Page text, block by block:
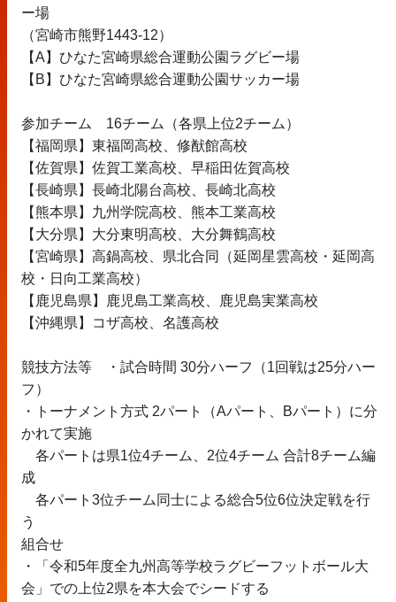
ー場
（宮崎市熊野1443-12）
【A】ひなた宮崎県総合運動公園ラグビー場
【B】ひなた宮崎県総合運動公園サッカー場
参加チーム	16チーム（各県上位2チーム）
【福岡県】東福岡高校、修猷館高校
【佐賀県】佐賀工業高校、早稲田佐賀高校
【長崎県】長崎北陽台高校、長崎北高校
【熊本県】九州学院高校、熊本工業高校
【大分県】大分東明高校、大分舞鶴高校
【宮崎県】高鍋高校、県北合同（延岡星雲高校・延岡高
校・日向工業高校）
【鹿児島県】鹿児島工業高校、鹿児島実業高校
【沖縄県】コザ高校、名護高校
競技方法等	・試合時間 30分ハーフ（1回戦は25分ハー
フ）
・トーナメント方式 2パート（Aパート、Bパート）に分
かれて実施
各パートは県1位4チーム、2位4チーム 合計8チーム編
成
各パート3位チーム同士による総合5位6位決定戦を行
う
・「令和5年度全九州高等学校ラグビーフットボール大
会」での上位2県を本大会でシードする